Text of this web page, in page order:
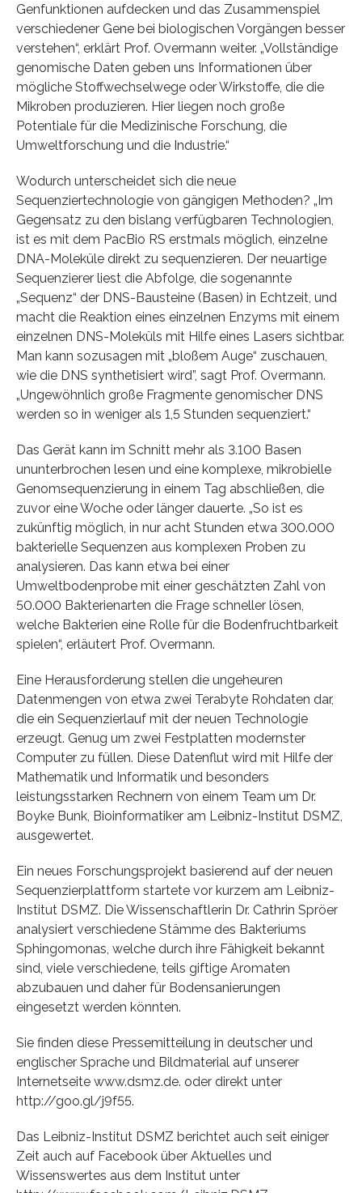
Genfunktionen aufdecken und das Zusammenspiel
verschiedener Gene bei biologischen Vorgängen besser
verstehen“, erklärt Prof. Overmann weiter. „Vollständige
genomische Daten geben uns Informationen über
mögliche Stoffwechselwege oder Wirkstoffe, die die
Mikroben produzieren. Hier liegen noch große
Potentiale für die Medizinische Forschung, die
Umweltforschung und die Industrie.“
Wodurch unterscheidet sich die neue
Sequenziertechnologie von gängigen Methoden? „Im
Gegensatz zu den bislang verfügbaren Technologien,
ist es mit dem PacBio RS erstmals möglich, einzelne
DNA-Moleküle direkt zu sequenzieren. Der neuartige
Sequenzierer liest die Abfolge, die sogenannte
„Sequenz“ der DNS-Bausteine (Basen) in Echtzeit, und
macht die Reaktion eines einzelnen Enzyms mit einem
einzelnen DNS-Moleküls mit Hilfe eines Lasers sichtbar.
Man kann sozusagen mit „bloßem Auge“ zuschauen,
wie die DNS synthetisiert wird”, sagt Prof. Overmann.
„Ungewöhnlich große Fragmente genomischer DNS
werden so in weniger als 1,5 Stunden sequenziert.“
Das Gerät kann im Schnitt mehr als 3.100 Basen
ununterbrochen lesen und eine komplexe, mikrobielle
Genomsequenzierung in einem Tag abschließen, die
zuvor eine Woche oder länger dauerte. „So ist es
zukünftig möglich, in nur acht Stunden etwa 300.000
bakterielle Sequenzen aus komplexen Proben zu
analysieren. Das kann etwa bei einer
Umweltbodenprobe mit einer geschätzten Zahl von
50.000 Bakterienarten die Frage schneller lösen,
welche Bakterien eine Rolle für die Bodenfruchtbarkeit
spielen“, erläutert Prof. Overmann.
Eine Herausforderung stellen die ungeheuren
Datenmengen von etwa zwei Terabyte Rohdaten dar,
die ein Sequenzierlauf mit der neuen Technologie
erzeugt. Genug um zwei Festplatten modernster
Computer zu füllen. Diese Datenflut wird mit Hilfe der
Mathematik und Informatik und besonders
leistungsstarken Rechnern von einem Team um Dr.
Boyke Bunk, Bioinformatiker am Leibniz-Institut DSMZ,
ausgewertet.
Ein neues Forschungsprojekt basierend auf der neuen
Sequenzierplattform startete vor kurzem am Leibniz-
Institut DSMZ. Die Wissenschaftlerin Dr. Cathrin Spröer
analysiert verschiedene Stämme des Bakteriums
Sphingomonas, welche durch ihre Fähigkeit bekannt
sind, viele verschiedene, teils giftige Aromaten
abzubauen und daher für Bodensanierungen
eingesetzt werden könnten.
Sie finden diese Pressemitteilung in deutscher und
englischer Sprache und Bildmaterial auf unserer
Internetseite www.dsmz.de. oder direkt unter
http://goo.gl/j9f55.
Das Leibniz-Institut DSMZ berichtet auch seit einiger
Zeit auch auf Facebook über Aktuelles und
Wissenswertes aus dem Institut unter